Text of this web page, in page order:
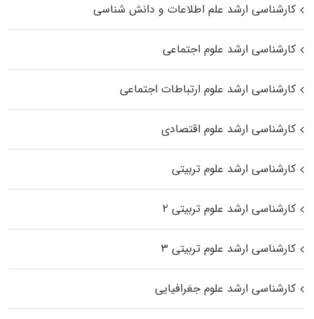
کارشناسی ارشد علم اطلاعات و دانش شناسی
کارشناسی ارشد علوم اجتماعی
کارشناسی ارشد علوم ارتباطات اجتماعی
کارشناسی ارشد علوم اقتصادی
کارشناسی ارشد علوم تربیتی
کارشناسی ارشد علوم تربیتی ۲
کارشناسی ارشد علوم تربیتی ۳
کارشناسی ارشد علوم جغرافیایی